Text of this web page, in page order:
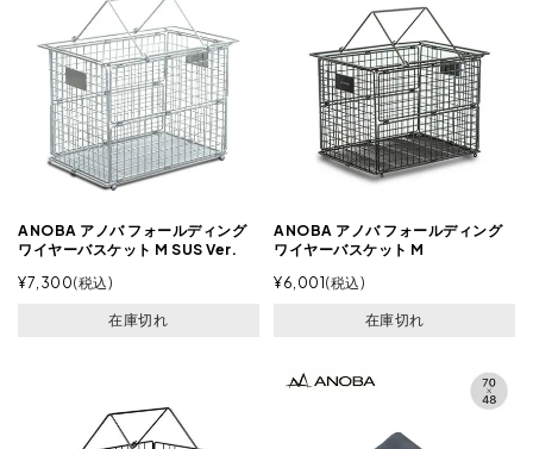
ANOBA アノバ フォールディング
ワイヤーバスケット M SUS Ver.
¥7,300 税込
在庫切れ
ANOBA アノバ フォールディング
ワイヤーバスケット M
¥6,001 税込
在庫切れ